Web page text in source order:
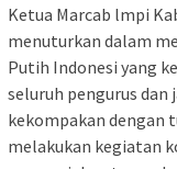
Ketua Marcab lmpi
menuturkan dalam
Putih Indonesi yang
seluruh pengurus
kekompakan dengan
melakukan kegiatan